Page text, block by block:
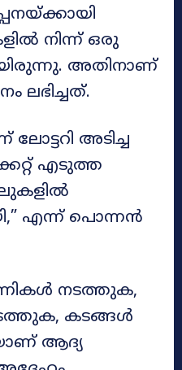
നിന്ന് ഒരു
അതിനാണ്
ലഭിച്ചത്.
അടിച്ച
എടുത്ത
എന്ന് പൊന്നൻ
നടത്തുക,
കടങ്ങൾ
ആദ്യ